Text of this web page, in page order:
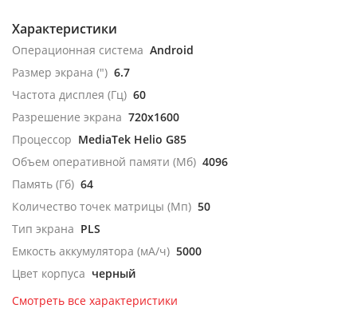
Характеристики
Операционная система Android
Размер экрана (") 6.7
Частота дисплея (Гц) 60
Разрешение экрана 720x1600
Процессор MediaTek Helio G85
Объем оперативной памяти (Мб) 4096
Память (Гб) 64
Количество точек матрицы (Мп) 50
Тип экрана PLS
Емкость аккумулятора (мА/ч) 5000
Цвет корпуса черный
Смотреть все характеристики